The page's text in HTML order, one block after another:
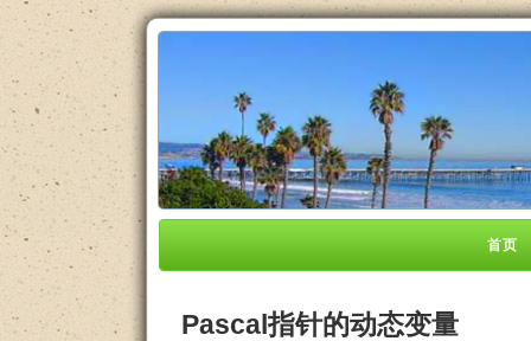
首页
Pascal指针的动态变量